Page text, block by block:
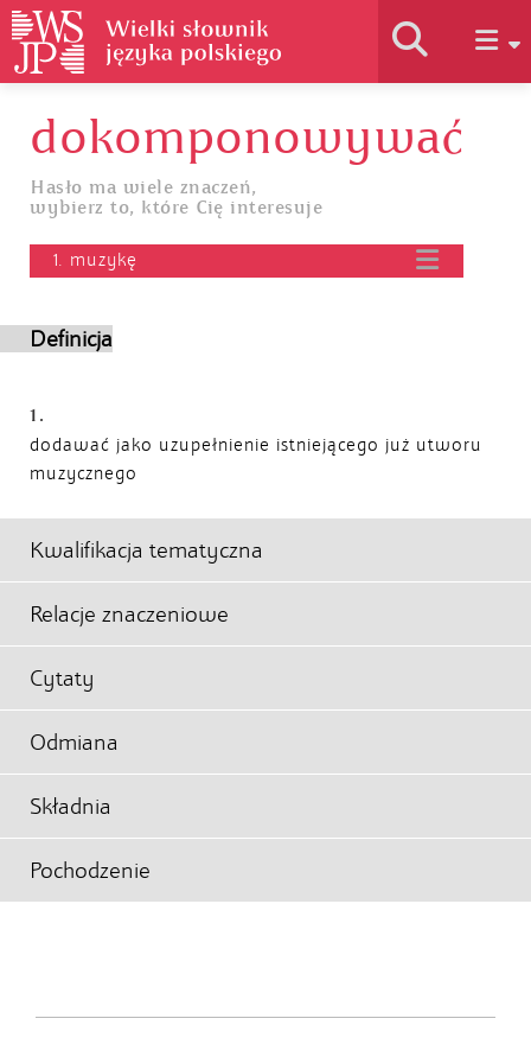
Historia słownika
Jak korzystać
dokomponowywać
Hasło ma wiele znaczeń,
wybierz to, które Cię interesuje
1. muzykę
Definicja
1.
dodawać jako uzupełnienie istniejącego już utworu
muzycznego
Kwalifikacja tematyczna
Relacje znaczeniowe
Cytaty
Odmiana
Składnia
Pochodzenie